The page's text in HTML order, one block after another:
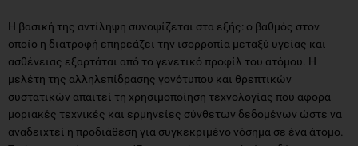
Η βασική της αντίληψη συνοψίζεται στα εξής: ο βαθμός στον
οποίο η διατροφή επηρεάζει την ισορροπία μεταξύ υγείας και
ασθένειας εξαρτάται από το γενετικό προφίλ του ατόμου. Η
μελέτη της αλληλεπίδρασης γονότυπου και θρεπτικών
συστατικών απαιτεί τη χρησιμοποίηση τεχνολογίας που αφορά
μοριακές τεχνικές και ερμηνείες σύνθετων δεδομένων ώστε να
αναδειχτεί η προδιάθεση για συγκεκριμένο νόσημα σε ένα άτομο.